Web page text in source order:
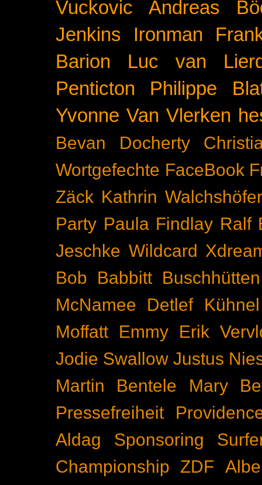
Vuckovic
Andreas
Jenkins
Ironman
Barion
Luc van
Penticton
Philippe
Yvonne Van Vlerken
Bevan Docherty
Wortgefechte FaceBook
Zäck Kathrin Walchshöfer
Party Paula Findlay Ralf
Jeschke Wildcard
Bob Babbitt Buschhütten
McNamee
Detlef Kühnel
Moffatt
Emmy
Erik
Jodie Swallow Justus
Martin Bentele
Mary
Pressefreiheit
Aldag
Sponsoring
Championship
ZDF